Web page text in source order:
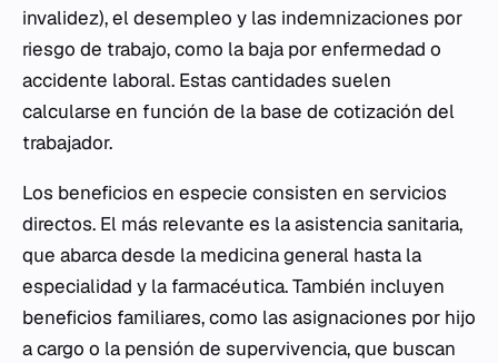
invalidez), el desempleo y las indemnizaciones por
riesgo de trabajo, como la baja por enfermedad o
accidente laboral. Estas cantidades suelen
calcularse en función de la base de cotización del
trabajador.
Los beneficios en especie consisten en servicios
directos. El más relevante es la asistencia sanitaria,
que abarca desde la medicina general hasta la
especialidad y la farmacéutica. También incluyen
beneficios familiares, como las asignaciones por hijo
a cargo o la pensión de supervivencia, que buscan